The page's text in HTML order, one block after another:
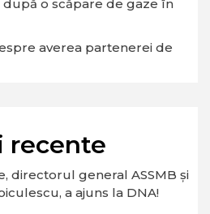
după o scăpare de gaze în
averea partenerei de
recente
directorul general ASSMB și
a ajuns la DNA!